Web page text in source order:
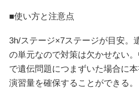
■使い方と注意点
3h/ステージ×7ステージが目安。
の単元なので対策は欠かせない
で遺伝問題につまずいた場合に
演習量を確保することができる。